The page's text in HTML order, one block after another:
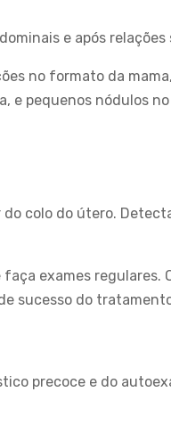
e após relações
no formato da
e pequenos nódulos
do colo do útero.
exames regulares.
sucesso do
precoce e do